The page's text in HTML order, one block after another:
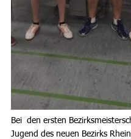
Bei  den ersten
Jugend des neuen Bezirks